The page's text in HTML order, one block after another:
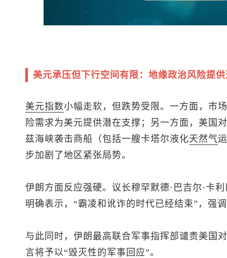
美元承压但下行空间有限：地缘政治风险提
美元指数小幅走软，但跌势受限。一方面，市
险需求为美元提供潜在支撑；另一方面，美国
兹海峡袭击商船（包括一艘卡塔尔液化天然气
步加剧了地区紧张局势。
伊朗方面反应强硬。议长穆罕默德·巴吉尔·卡
明确表示，“霸凌和讹诈的时代已经结束”，强
与此同时，伊朗最高联合军事指挥部谴责美国
言将予以“毁灭性的军事回应”。